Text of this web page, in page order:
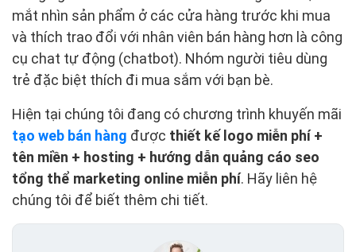
mắt nhìn sản phẩm ở các cửa hàng trước khi mua
và thích trao đổi với nhân viên bán hàng hơn là công
cụ chat tự động (chatbot). Nhóm người tiêu dùng
trẻ đặc biệt thích đi mua sắm với bạn bè.
Hiện tại chúng tôi đang có chương trình khuyến mãi
tạo web bán hàng được thiết kế logo miễn phí +
tên miền + hosting + hướng dẫn quảng cáo seo
tổng thể marketing online miễn phí. Hãy liên hệ
chúng tôi để biết thêm chi tiết.